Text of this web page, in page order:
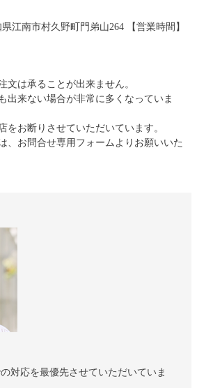
県江南市村久野町門弟山264 【営業時間】
は承ることが出来ません。
出来ない場合が非常に多くなっていま
お断りさせていただいています。
、お問合せ専用フォームよりお願いいた
対応を最優先させていただいていま